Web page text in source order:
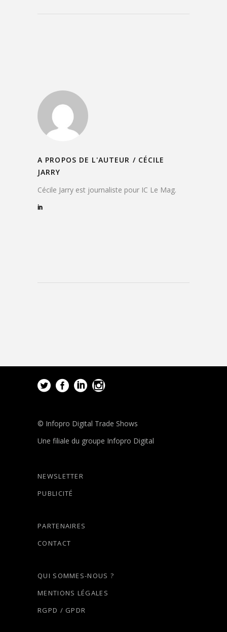
A PROPOS DE L'AUTEUR / CÉCILE
JARRY
Cécile Jarry est journaliste pour IC Le Mag.
© Infopro Digital Trade Shows
Une filiale du groupe Infopro Digital
NEWSLETTER
PUBLICITÉ
PARTENAIRES
CONTACT
QUI SOMMES-NOUS ?
MENTIONS LÉGALES
RGPD / GPDR